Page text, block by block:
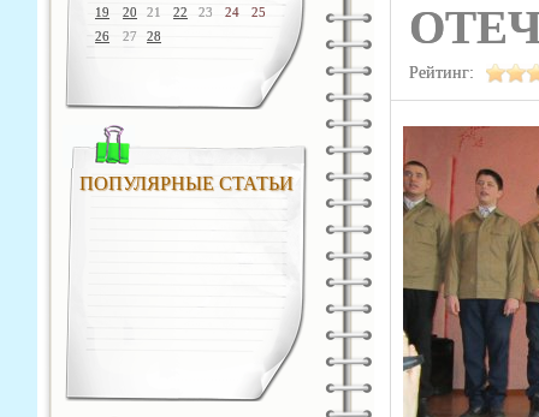
19
20 21 22 23 24
25
26
27 28
ПОПУЛЯРНЫЕ СТАТЬИ
Рейтинг: